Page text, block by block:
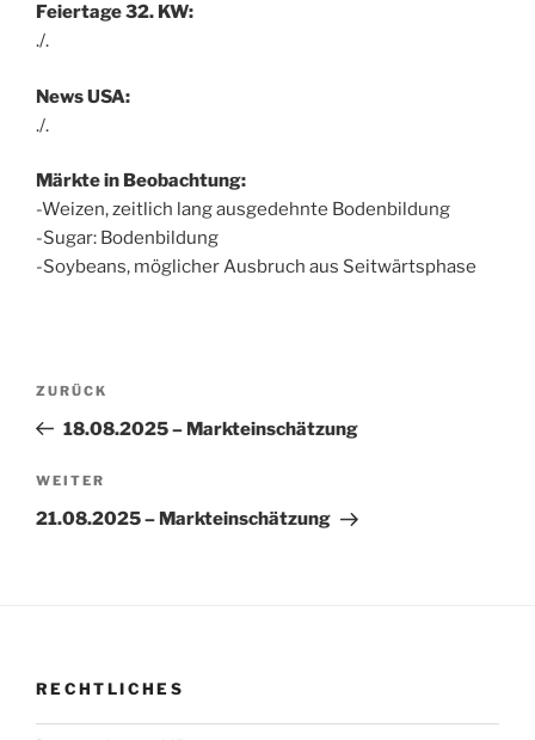
Feiertage 32. KW:
./.
News USA:
./.
Märkte in Beobachtung:
-Weizen, zeitlich lang ausgedehnte Bodenbildung
-Sugar: Bodenbildung
-Soybeans, möglicher Ausbruch aus Seitwärtsphase
Beitragsnavigation
Vorheriger
Beitrag
ZURÜCK
18.08.2025 – Markteinschätzung
Nächster
Beitrag
WEITER
21.08.2025 – Markteinschätzung
RECHTLICHES